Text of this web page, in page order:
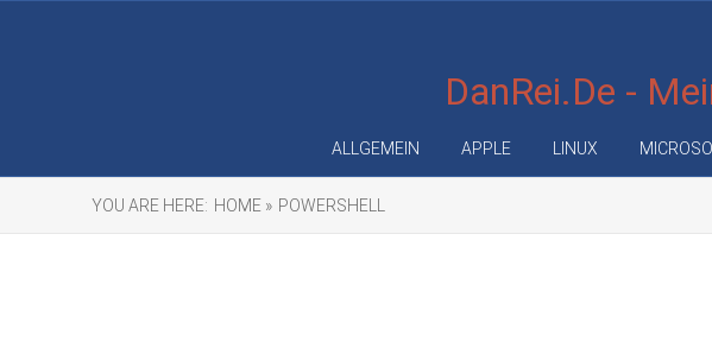
DanRei.De -
ALLGEMEIN APPLE LINUX
YOU ARE HERE: HOME » POWERSHELL